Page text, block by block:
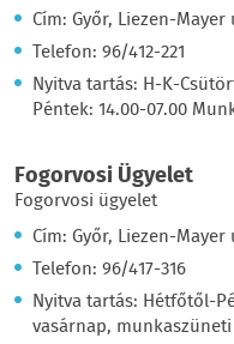
Cím: Győr, Liezen-Mayer
Telefon: 96/412-221
Nyitva tartás: H-K-
Péntek: 14.00-07.00
Fogorvosi Ügyelet
Fogorvosi ügyelet
Cím: Győr, Liezen-Mayer
Telefon: 96/417-316
Nyitva tartás: Hétfőtől-
vasárnap,